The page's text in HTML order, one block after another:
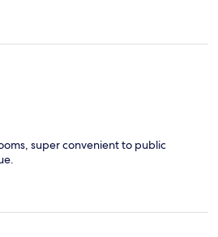
super convenient to public